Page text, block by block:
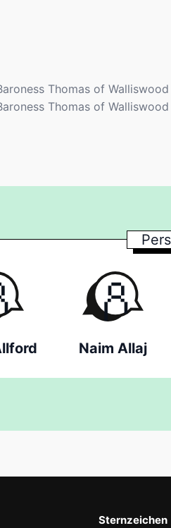
Thomas of
Thomas of
Naim Allaj
Sternzeichen